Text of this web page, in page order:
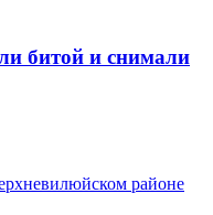
битой и снимали